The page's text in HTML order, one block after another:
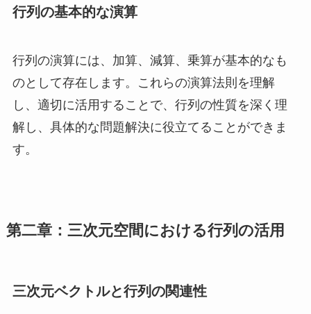
行列の基本的な演算
行列の演算には、加算、減算、乗算が基本的なも
のとして存在します。これらの演算法則を理解
し、適切に活用することで、行列の性質を深く理
解し、具体的な問題解決に役立てることができま
す。
第二章：三次元空間における行列の活用
三次元ベクトルと行列の関連性